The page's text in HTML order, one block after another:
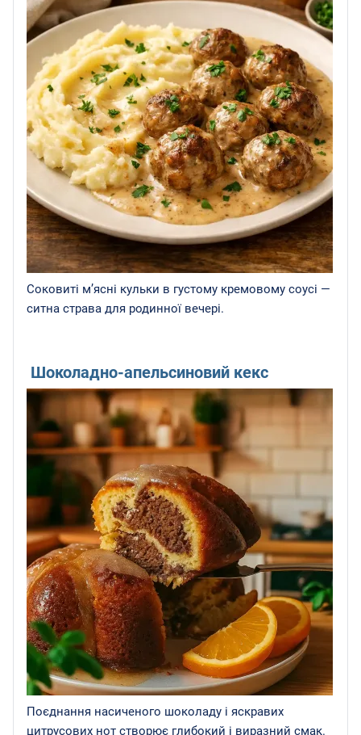
Соковиті м’ясні кульки в густому кремовому соусі —
ситна страва для родинної вечері.
Шоколадно-апельсиновий кекс
Поєднання насиченого шоколаду і яскравих
цитрусових нот створює глибокий і виразний смак.